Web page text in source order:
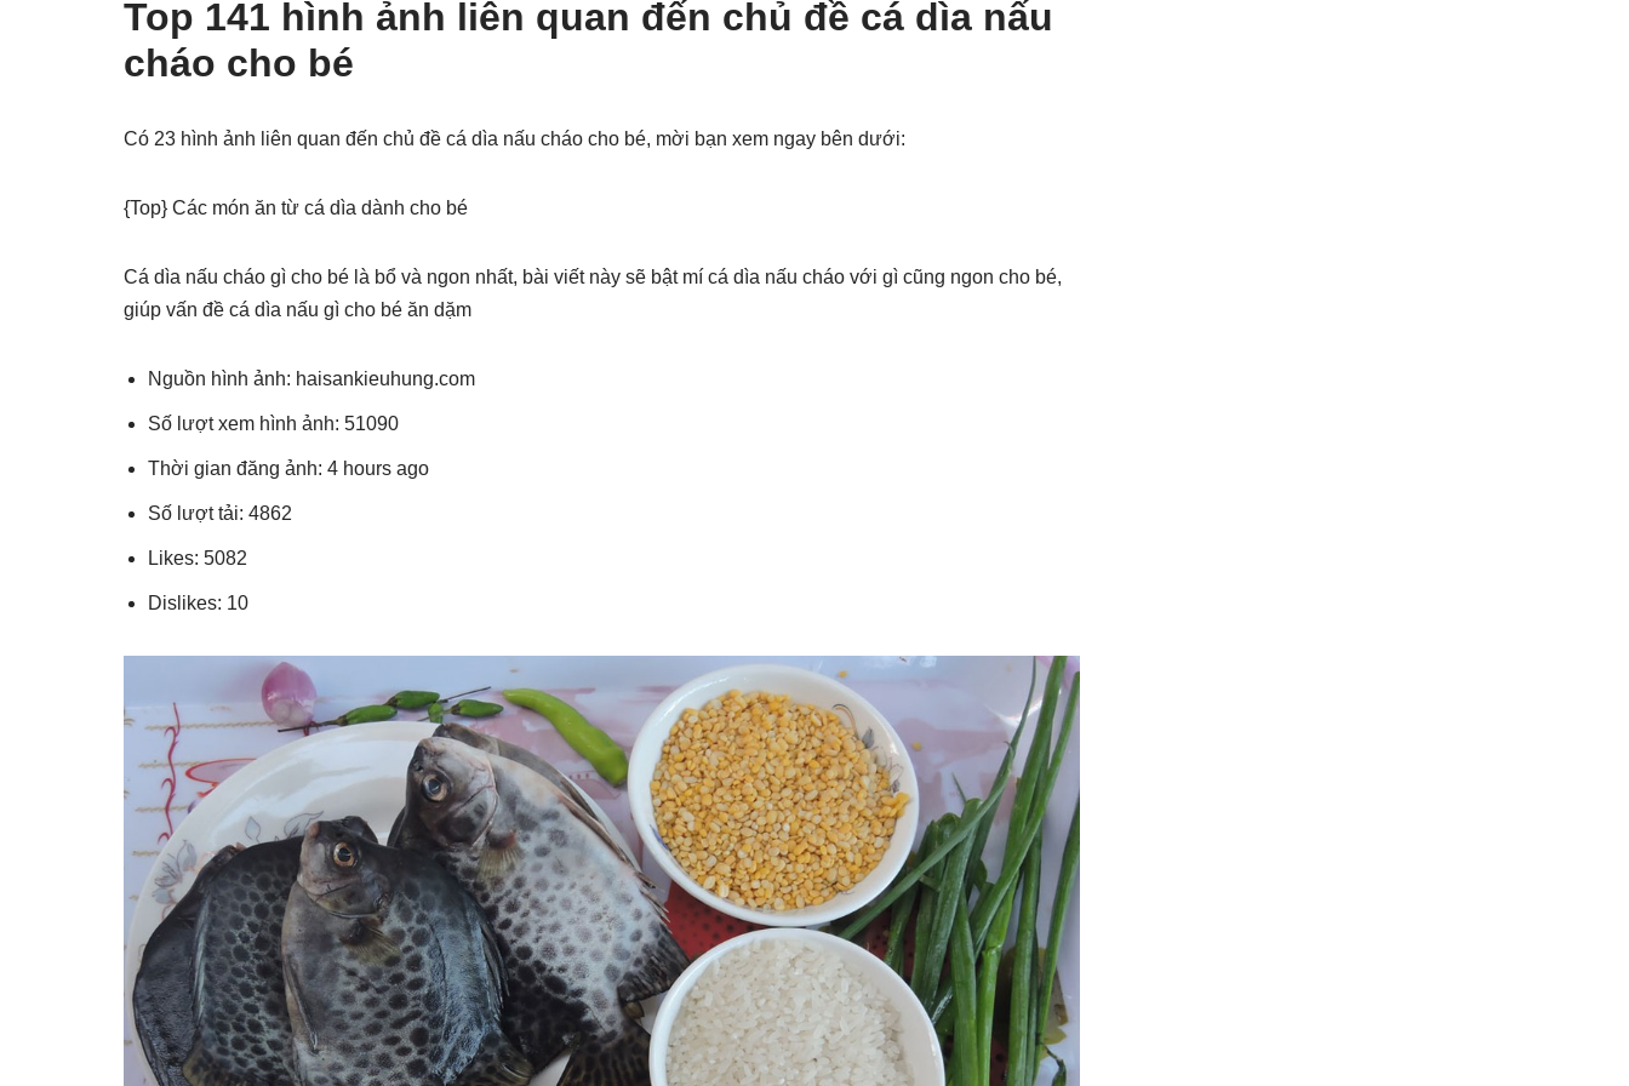
Top 141 hình ảnh liên quan đến chủ đề cá dìa nấu
cháo cho bé
Có 23 hình ảnh liên quan đến chủ đề cá dìa nấu cháo cho bé, mời bạn xem ngay bên dưới:
{Top} Các món ăn từ cá dìa dành cho bé
Cá dìa nấu cháo gì cho bé là bổ và ngon nhất, bài viết này sẽ bật mí cá dìa nấu cháo với gì cũng ngon cho bé,
giúp vấn đề cá dìa nấu gì cho bé ăn dặm
Nguồn hình ảnh: haisankieuhung.com
Số lượt xem hình ảnh: 51090
Thời gian đăng ảnh: 4 hours ago
Số lượt tải: 4862
Likes: 5082
Dislikes: 10